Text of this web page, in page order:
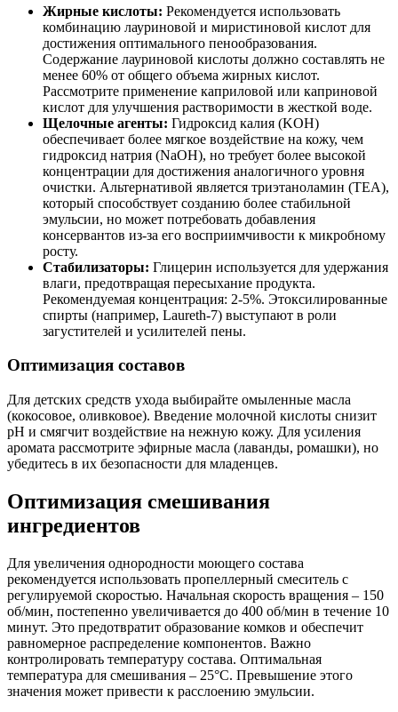
Жирные кислоты: Рекомендуется использовать
комбинацию лауриновой и миристиновой кислот для
достижения оптимального пенообразования.
Содержание лауриновой кислоты должно составлять не
менее 60% от общего объема жирных кислот.
Рассмотрите применение каприловой или каприновой
кислот для улучшения растворимости в жесткой воде.
Щелочные агенты: Гидроксид калия (KOH)
обеспечивает более мягкое воздействие на кожу, чем
гидроксид натрия (NaOH), но требует более высокой
концентрации для достижения аналогичного уровня
очистки. Альтернативой является триэтаноламин (TEA),
который способствует созданию более стабильной
эмульсии, но может потребовать добавления
консервантов из-за его восприимчивости к микробному
росту.
Стабилизаторы: Глицерин используется для удержания
влаги, предотвращая пересыхание продукта.
Рекомендуемая концентрация: 2-5%. Этоксилированные
спирты (например, Laureth-7) выступают в роли
загустителей и усилителей пены.
Оптимизация составов
Для детских средств ухода выбирайте омыленные масла
(кокосовое, оливковое). Введение молочной кислоты снизит
pH и смягчит воздействие на нежную кожу. Для усиления
аромата рассмотрите эфирные масла (лаванды, ромашки), но
убедитесь в их безопасности для младенцев.
Оптимизация смешивания
ингредиентов
Для увеличения однородности моющего состава
рекомендуется использовать пропеллерный смеситель с
регулируемой скоростью. Начальная скорость вращения – 150
об/мин, постепенно увеличивается до 400 об/мин в течение 10
минут. Это предотвратит образование комков и обеспечит
равномерное распределение компонентов. Важно
контролировать температуру состава. Оптимальная
температура для смешивания – 25°C. Превышение этого
значения может привести к расслоению эмульсии.